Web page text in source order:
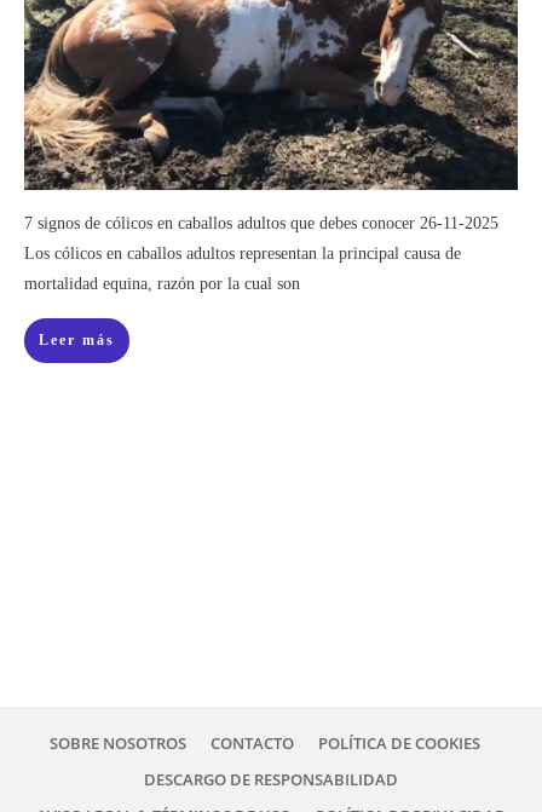
7 signos de cólicos en caballos adultos que debes conocer 26-11-2025
Los cólicos en caballos adultos representan la principal causa de
mortalidad equina, razón por la cual son
Leer más
SOBRE NOSOTROS CONTACTO
POLÍTICA DE COOKIES
DESCARGO DE RESPONSABILIDAD